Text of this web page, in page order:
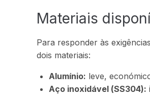
Materiais
Para responder às
dois materiais:
Alumínio: leve,
Aço inoxidável (SS304):